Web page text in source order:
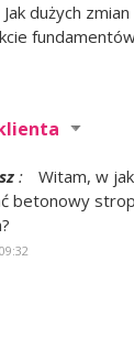
dużych
:
Witam, w
betonowy